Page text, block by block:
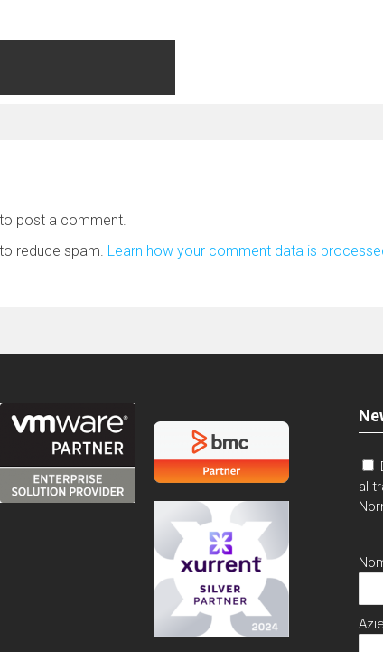
to post a comment.
reduce spam. Learn how your comment data is
al